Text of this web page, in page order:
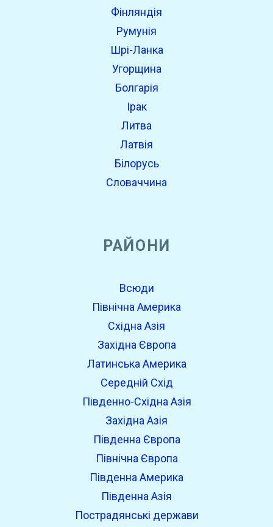
Фінляндія
Румунія
Шрі-Ланка
Угорщина
Болгарія
Ірак
Литва
Латвія
Білорусь
Словаччина
РАЙОНИ
Всюди
Північна Америка
Східна Азія
Західна Європа
Латинська Америка
Середній Схід
Південно-Східна Азія
Західна Азія
Південна Європа
Північна Європа
Південна Америка
Південна Азія
Пострадянські держави